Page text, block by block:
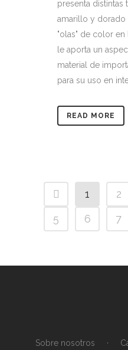
presenta distintas
amarillo y dorado
"olas" de color
le aporta un
material de
para su uso en
READ MORE
1 2
5
6 7
Sobre nosotros ·